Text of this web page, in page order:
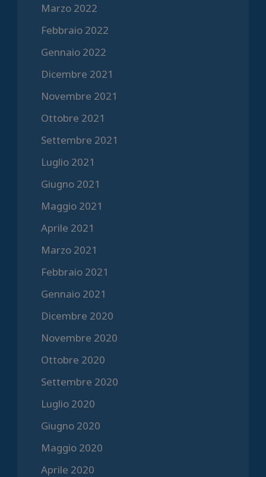
Marzo 2022
Febbraio 2022
Gennaio 2022
Dicembre 2021
Novembre 2021
Ottobre 2021
Settembre 2021
Luglio 2021
Giugno 2021
Maggio 2021
Aprile 2021
Marzo 2021
Febbraio 2021
Gennaio 2021
Dicembre 2020
Novembre 2020
Ottobre 2020
Settembre 2020
Luglio 2020
Giugno 2020
Maggio 2020
Aprile 2020